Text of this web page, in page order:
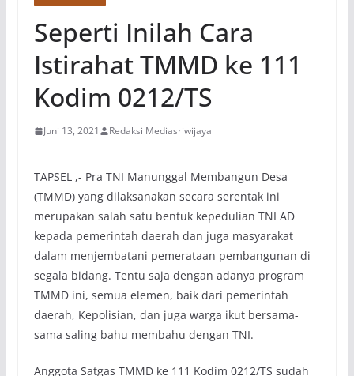
Seperti Inilah Cara
Istirahat TMMD ke 111
Kodim 0212/TS
Juni 13, 2021 Redaksi Mediasriwijaya
TAPSEL ,- Pra TNI Manunggal Membangun Desa
(TMMD) yang dilaksanakan secara serentak ini
merupakan salah satu bentuk kepedulian TNI AD
kepada pemerintah daerah dan juga masyarakat
dalam menjembatani pemerataan pembangunan di
segala bidang. Tentu saja dengan adanya program
TMMD ini, semua elemen, baik dari pemerintah
daerah, Kepolisian, dan juga warga ikut bersama-
sama saling bahu membahu dengan TNI.
Anggota Satgas TMMD ke 111 Kodim 0212/TS sudah